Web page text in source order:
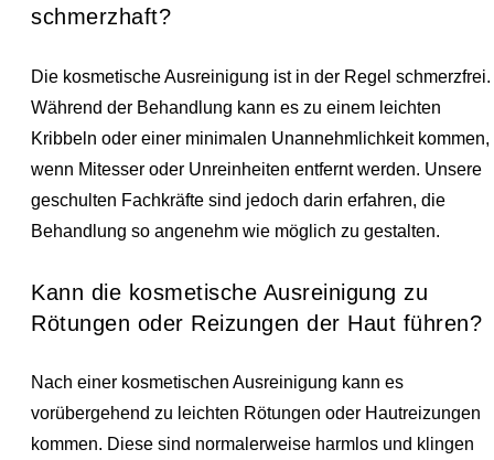
schmerzhaft?
Die kosmetische Ausreinigung ist in der Regel schmerzfrei.
Während der Behandlung kann es zu einem leichten
Kribbeln oder einer minimalen Unannehmlichkeit kommen,
wenn Mitesser oder Unreinheiten entfernt werden. Unsere
geschulten Fachkräfte sind jedoch darin erfahren, die
Behandlung so angenehm wie möglich zu gestalten.
Kann die kosmetische Ausreinigung zu
Rötungen oder Reizungen der Haut führen?
Nach einer kosmetischen Ausreinigung kann es
vorübergehend zu leichten Rötungen oder Hautreizungen
kommen. Diese sind normalerweise harmlos und klingen